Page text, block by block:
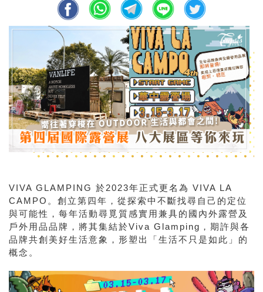
VIVA GLAMPING 於2023年正式更名為 VIVA LA
CAMPO。創立第四年，從探索中不斷找尋自己的定位
與可能性，每年活動尋覓質感實用兼具的國內外露營及
戶外用品品牌，將其集結於Viva Glamping，期許與各
品牌共創美好生活意象，形塑出「生活不只是如此」的
概念。